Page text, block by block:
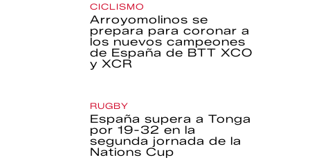
CICLISMO
Arroyomolinos se
prepara para coronar a
los nuevos campeones
de España de BTT XCO
y XCR
RUGBY
España supera a Tonga
por 19-32 en la
segunda jornada de la
Nations Cup